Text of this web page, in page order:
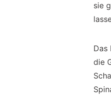
sie
Das
die